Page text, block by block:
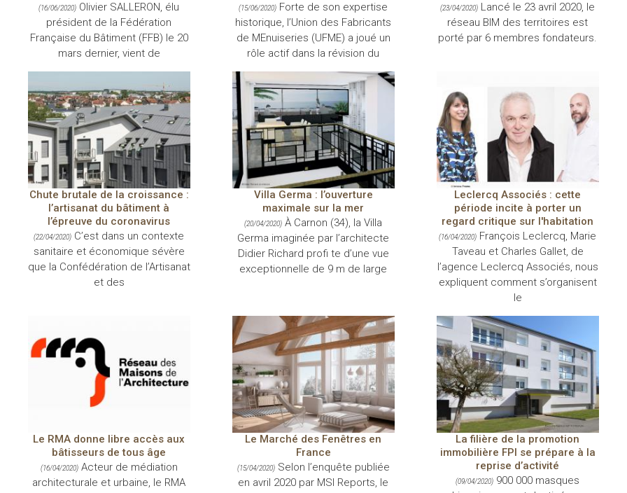
(16/06/2020) Olivier SALLERON, élu
président de la Fédération
Française du Bâtiment (FFB) le 20
mars dernier, vient de
(15/06/2020) Forte de son expertise
historique, l’Union des Fabricants
de MEnuiseries (UFME) a joué un
rôle actif dans la révision du
(23/04/2020) Lancé le 23 avril 2020, le
réseau BIM des territoires est
porté par 6 membres fondateurs.
Chute brutale de la croissance :
l’artisanat du bâtiment à
l’épreuve du coronavirus
(22/04/2020) C’est dans un contexte
sanitaire et économique sévère
que la Confédération de l’Artisanat
et des
Villa Germa : l’ouverture
maximale sur la mer
(20/04/2020) À Carnon (34), la Villa
Germa imaginée par l’architecte
Didier Richard profi te d’une vue
exceptionnelle de 9 m de large
Leclercq Associés : cette
période incite à porter un
regard critique sur l'habitation
(16/04/2020) François Leclercq, Marie
Taveau et Charles Gallet, de
l’agence Leclercq Associés, nous
expliquent comment s’organisent
le
Le RMA donne libre accès aux
bâtisseurs de tous âge
(16/04/2020)Acteur de médiation
architecturale et urbaine, le RMA
Le Marché des Fenêtres en
France
(15/04/2020)Selon l’enquête publiée
en avril 2020 par MSI Reports, le
La filière de la promotion
immobilière FPI se prépare à la
reprise d’activité
(09/04/2020) 900 000 masques